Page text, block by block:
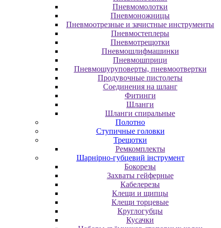
Пневмомолотки
Пневмоножницы
Пневмоотрезные и зачистные инструменты
Пневмостеплеры
Пневмотрещотки
Пневмошлифмашинки
Пневмошприци
Пневмошуруповерты, пневмоотвертки
Продувочные пистолеты
Соединения на шланг
Фитинги
Шланги
Шланги спиральные
Полотно
Ступичные головки
Трещотки
Ремкомплекты
Шарнірно-губцевий інструмент
Бокорезы
Захваты гейферные
Кабелерезы
Клещи и щипцы
Клещи торцевые
Круглогубцы
Кусачки